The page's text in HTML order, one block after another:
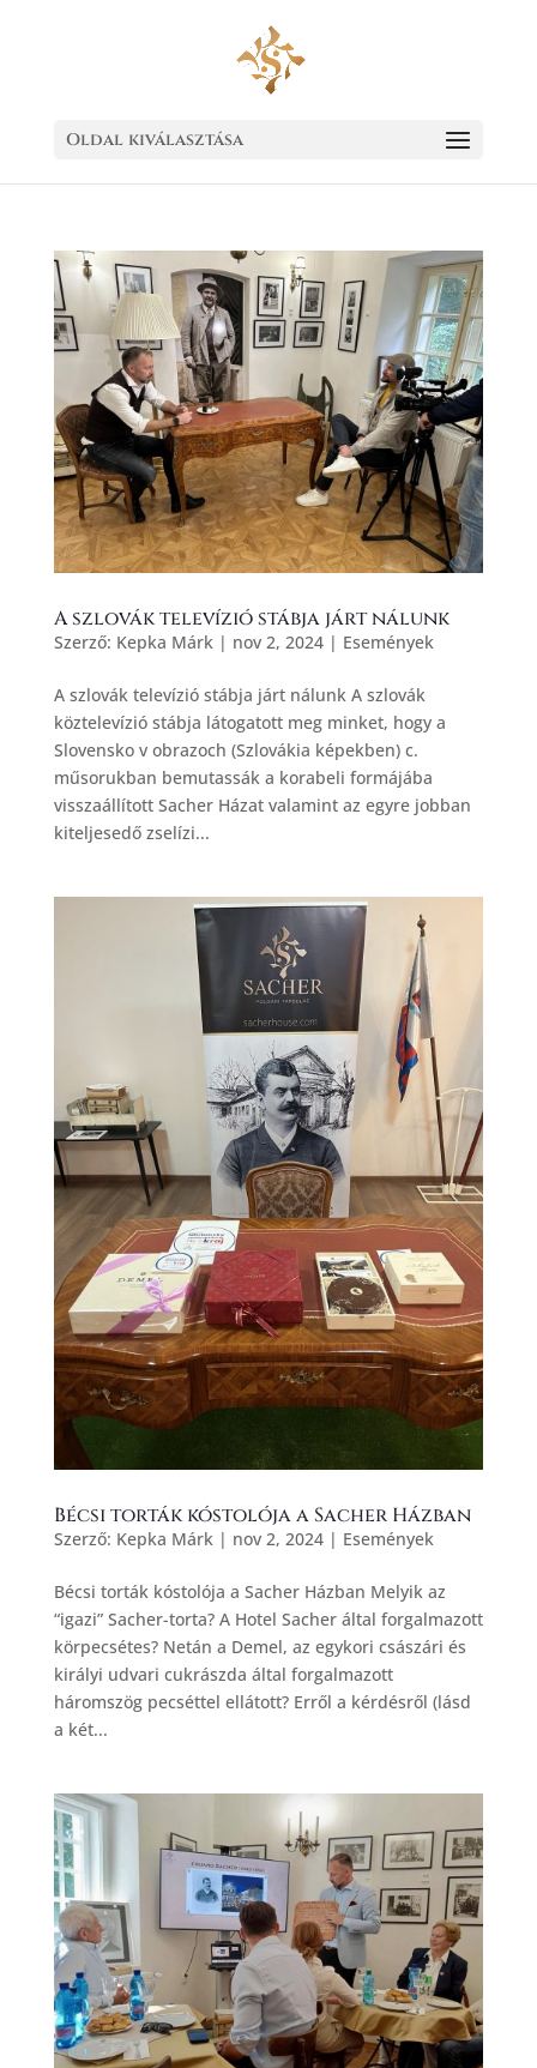
Oldal kiválasztása
A szlovák televízió stábja járt nálunk
Szerző: Kepka Márk | nov 2, 2024| Események
A szlovák televízió stábja járt nálunk A szlovák
köztelevízió stábja látogatott meg minket, hogy a
Slovensko v obrazoch (Szlovákia képekben) c.
műsorukban bemutassák a korabeli formájába
visszaállított Sacher Házat valamint az egyre jobban
kiteljesedő zselízi...
Bécsi torták kóstolója a Sacher Házban
Szerző: Kepka Márk | nov 2, 2024| Események
Bécsi torták kóstolója a Sacher Házban Melyik az
“igazi” Sacher-torta? A Hotel Sacher által forgalmazott
körpecsétes? Netán a Demel, az egykori császári és
királyi udvari cukrászda által forgalmazott
háromszög pecséttel ellátott? Erről a kérdésről (lásd
a két...